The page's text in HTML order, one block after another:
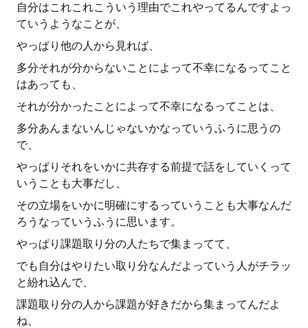
自分はこれこれこういう理由でこれやってるんですよっ
ていうようなことが、
やっぱり他の人から見れば、
多分それが分からないことによって不幸になるってこと
はあっても、
それが分かったことによって不幸になるってことは、
多分あんまないんじゃないかなっていうふうに思うの
で、
やっぱりそれをいかに共存する前提で話をしていくって
いうことも大事だし、
その立場をいかに明確にするっていうことも大事なんだ
ろうなっていうふうに思います。
やっぱり課題取り分の人たちで集まってて、
でも自分はやりたい取り分なんだよっていう人がチラッ
と紛れ込んで、
課題取り分の人から課題が好きだから集まってんだよ
ね、